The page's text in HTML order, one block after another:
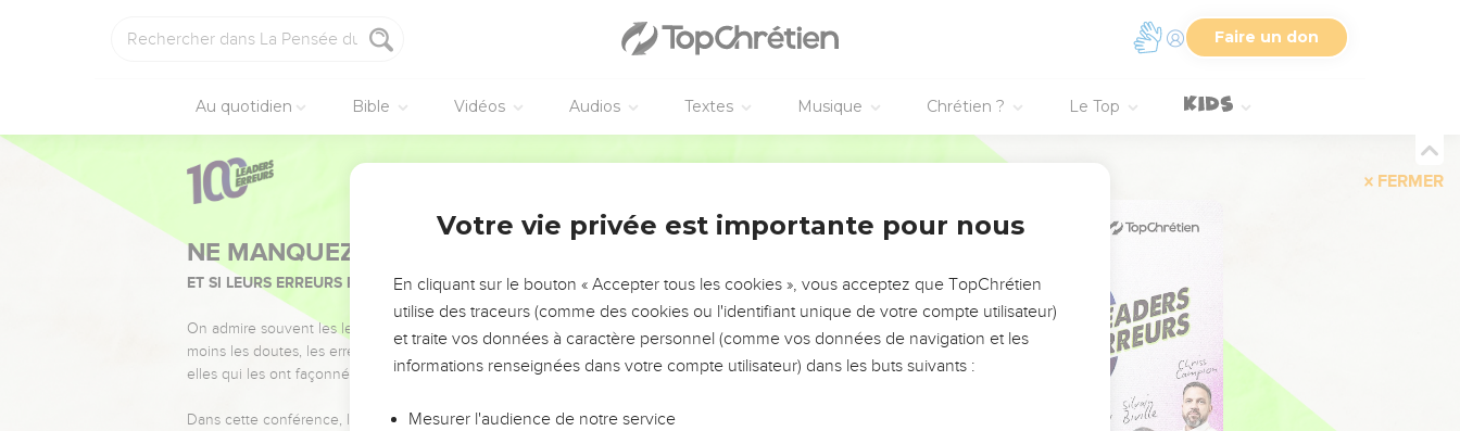
Faire un don
Au quotidien Bible Vidéos Audios Textes Musique Chrétien ? Le Top
FERMER
NE MANQUEZ PAS L’ÉVÉNEMENT DE L’ANNÉE !
ET SI LEURS ERREURS POUVAIENT VOUS ÉVITER LES VOTRES ?
On admire souvent les leaders pour leurs réussites, leur impact, leur foi ou leur vision. Mais on voit
moins les doutes, les erreurs et les saisons difficiles qu'ils ont traversés, alors même que ce sont
elles qui les ont façonnés.
Dans cette conférence, leaders, entrepreneurs, et responsables reviennent sur les erreurs
Votre vie privée est importante pour nous
En cliquant sur le bouton « Accepter tous les cookies », vous acceptez que TopChrétien
utilise des traceurs (comme des cookies ou l'identifiant unique de votre compte utilisateur)
et traite vos données à caractère personnel (comme vos données de navigation et les
informations renseignées dans votre compte utilisateur) dans les buts suivants :
Mesurer l'audience de notre service